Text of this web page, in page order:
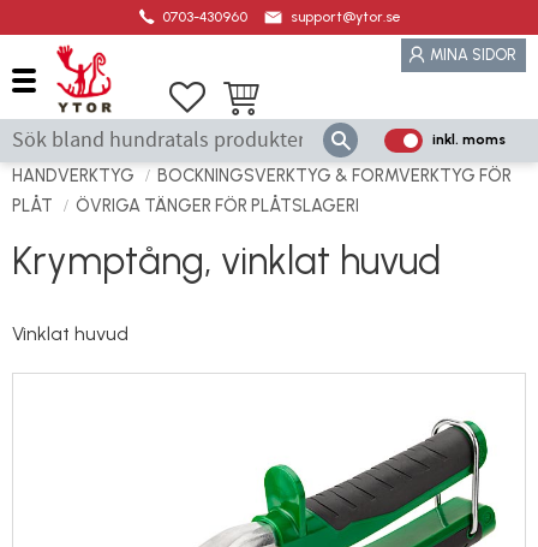
0703-430960 support@ytor.se
MINA SIDOR
Favoriter
Kundvagn
P
ri
r
inkl. moms
HANDVERKTYG
BOCKNINGSVERKTYG & FORMVERKTYG FÖR
PLÅT
ÖVRIGA TÄNGER FÖR PLÅTSLAGERI
Krymptång, vinklat huvud
Vinklat huvud